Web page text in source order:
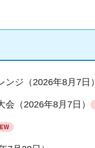
ジ（2026年8月7日）
（2026年8月7日）